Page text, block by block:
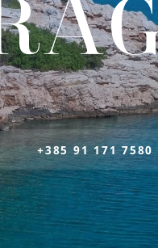
+385 91 171 7580